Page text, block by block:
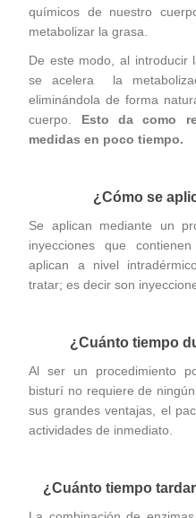
químicos de nuestro
metabolizar la grasa.
De este modo, al introducir
se acelera la
eliminándola de forma
cuerpo.
Esto da como
medidas en poco tiempo.
¿Cómo se
Se aplican mediante un
inyecciones que
aplican a nivel
tratar; es decir son
¿Cuánto tiempo
Al ser un procedimiento
bisturí no requiere de
sus grandes ventajas, el
actividades de inmediato.
¿Cuánto tiempo